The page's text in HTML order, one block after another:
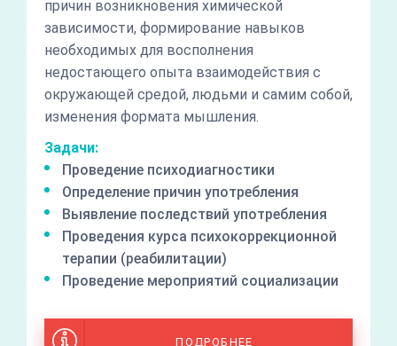
причин возникновения химической
зависимости, формирование навыков
необходимых для восполнения
недостающего опыта взаимодействия с
окружающей средой, людьми и самим собой,
изменения формата мышления.
Задачи:
Проведение психодиагностики
Определение причин употребления
Выявление последствий употребления
Проведения курса психокоррекционной
терапии (реабилитации)
Проведение мероприятий социализации
ПОДРОБНЕЕ